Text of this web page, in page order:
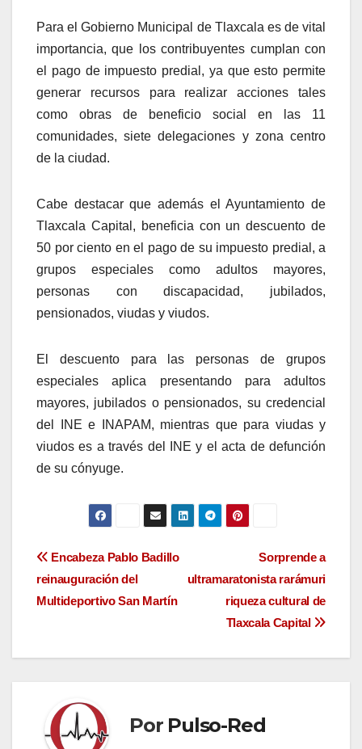
Para el Gobierno Municipal de Tlaxcala es de vital
importancia, que los contribuyentes cumplan con
el pago de impuesto predial, ya que esto permite
generar recursos para realizar acciones tales
como obras de beneficio social en las 11
comunidades, siete delegaciones y zona centro
de la ciudad.
Cabe destacar que además el Ayuntamiento de
Tlaxcala Capital, beneficia con un descuento de
50 por ciento en el pago de su impuesto predial, a
grupos especiales como adultos mayores,
personas con discapacidad, jubilados,
pensionados, viudas y viudos.
El descuento para las personas de grupos
especiales aplica presentando para adultos
mayores, jubilados o pensionados, su credencial
del INE e INAPAM, mientras que para viudas y
viudos es a través del INE y el acta de defunción
de su cónyuge.
Navegación
de
Sorprende a
ultramaratonista rarámuri
riqueza cultural de
Tlaxcala Capital
Encabeza Pablo Badillo
reinauguración del
Multideportivo San Martín
Por Pulso-Red